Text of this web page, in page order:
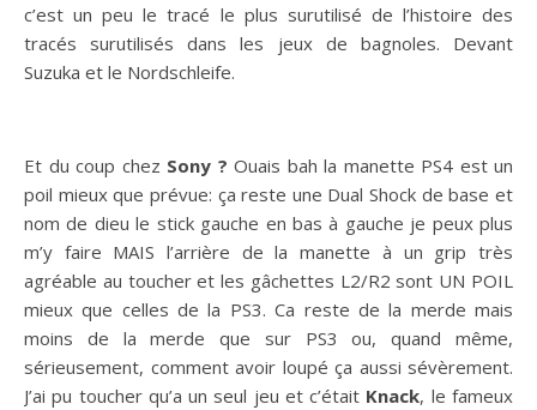
c’est un peu le tracé le plus surutilisé de l’histoire des
tracés surutilisés dans les jeux de bagnoles. Devant
Suzuka et le Nordschleife.
Et du coup chez Sony ? Ouais bah la manette PS4 est un
poil mieux que prévue: ça reste une Dual Shock de base et
nom de dieu le stick gauche en bas à gauche je peux plus
m’y faire MAIS l’arrière de la manette à un grip très
agréable au toucher et les gâchettes L2/R2 sont UN POIL
mieux que celles de la PS3. Ca reste de la merde mais
moins de la merde que sur PS3 ou, quand même,
sérieusement, comment avoir loupé ça aussi sévèrement.
J’ai pu toucher qu’a un seul jeu et c’était Knack, le fameux